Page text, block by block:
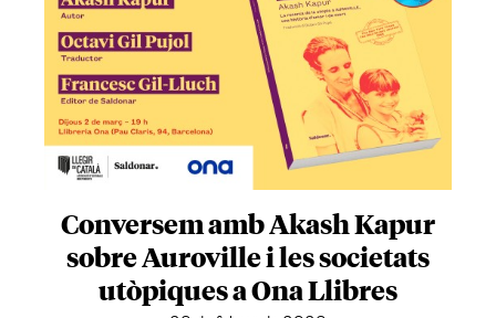
Conversem amb Akash Kapur
sobre Auroville i les societats
utòpiques a Ona Llibres